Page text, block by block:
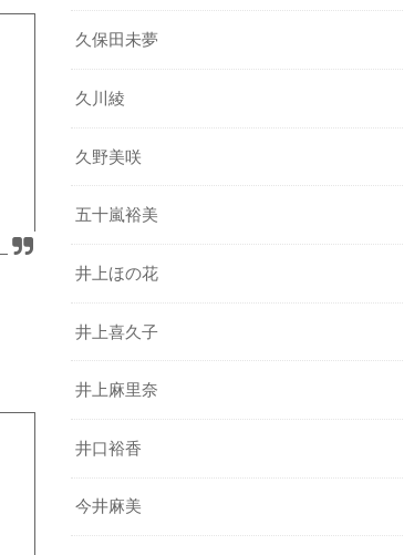
久保田未夢
久川綾
久野美咲
五十嵐裕美
井上ほの花
井上喜久子
井上麻里奈
井口裕香
今井麻美